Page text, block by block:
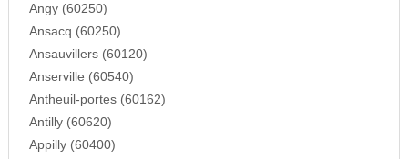
Angy (60250)
Ansacq (60250)
Ansauvillers (60120)
Anserville (60540)
Antheuil-portes (60162)
Antilly (60620)
Appilly (60400)